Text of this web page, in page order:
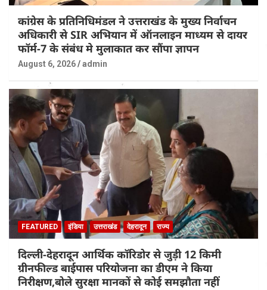
कांग्रेस के प्रतिनिधिमंडल ने उत्तराखंड के मुख्य निर्वाचन
अधिकारी से SIR अभियान में ऑनलाइन माध्यम से दायर
फॉर्म-7 के संबंध मे मुलाकात कर सौंपा ज्ञापन
August 6, 2026 admin
FEATURED इंडिया उत्तराखंड देहरादून राज्य
दिल्ली-देहरादून आर्थिक कॉरिडोर से जुड़ी 12 किमी
ग्रीनफील्ड बाईपास परियोजना का डीएम ने किया
निरीक्षण,बोले सुरक्षा मानकों से कोई समझौता नहीं